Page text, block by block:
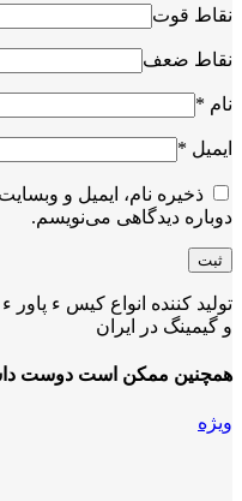
نقاط قوت
نقاط ضعف
نام *
ایمیل *
ذخیره نام، ایمیل و
دوباره دیدگاهی می‌نویسم.
تولید کننده انواع کیس ء
و گیمینگ در ایران
همچنین ممکن است دوست
ویژه